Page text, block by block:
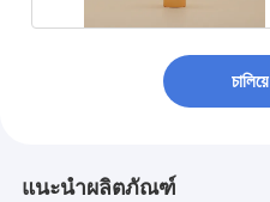
চালিয়ে
แนะนำผลิตภัณฑ์